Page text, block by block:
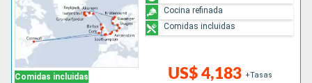
Comidas incluidas US$ 4,183 +Tasas
Cocina refinada
Comidas incluidas